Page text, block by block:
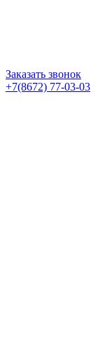
Заказать звонок
+7(8672) 77-03-03